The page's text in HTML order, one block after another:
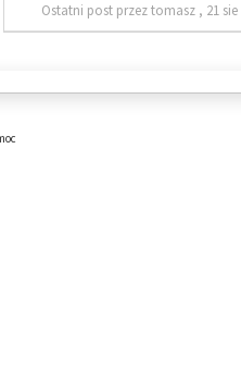
Ostatni post przez tomasz , 21